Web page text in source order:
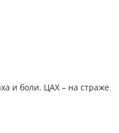
и боли. ЦАХ – на страже